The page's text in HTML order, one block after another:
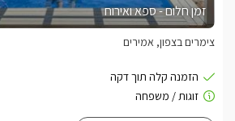
מיקום
זמן חלום - ספא ואירוח
צימרים בצפון, אמירים